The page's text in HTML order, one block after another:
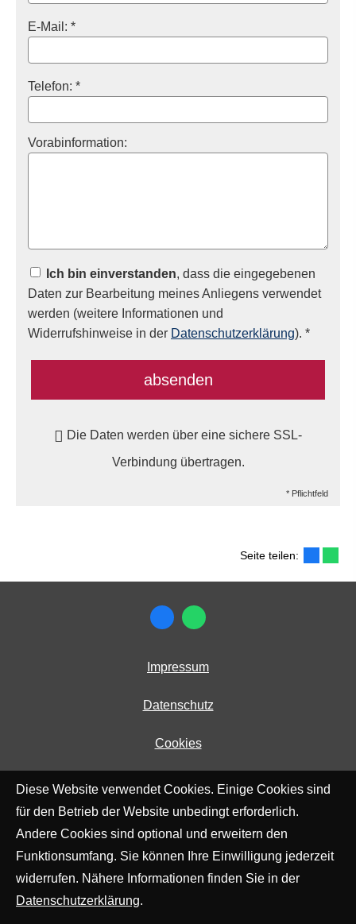
E-Mail: *
Telefon: *
Vorabinformation:
Ich bin einverstanden , dass die eingegebenen
Daten zur Bearbeitung meines Anliegens verwendet
werden (weitere Informationen und
Widerrufshinweise in der Datenschutzerklärung). *
absenden
Die Daten werden über eine sichere SSL-
Verbindung übertragen.
* Pflichtfeld
Seite teilen:
Impressum
Datenschutz
Cookies
Diese Website verwendet Cookies. Einige Cookies sind
für den Betrieb der Website unbedingt erforderlich.
Andere Cookies sind optional und erweitern den
Funktionsumfang. Sie können Ihre Einwilligung jederzeit
widerrufen. Nähere Informationen finden Sie in der
Datenschutzerklärung.